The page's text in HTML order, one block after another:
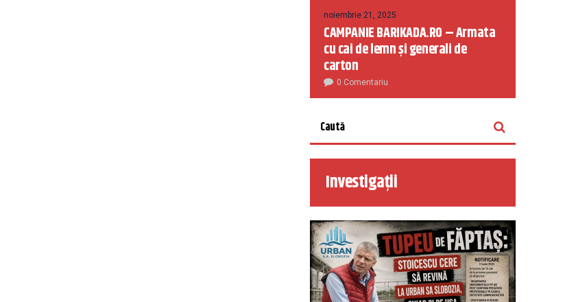
noiembrie 21, 2025
CAMPANIE BARIKADA.RO – Armata
cu cai de lemn și generali de
carton
0 Comentariu
Investigații